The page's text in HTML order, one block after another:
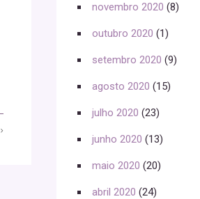
novembro 2020 (8)
outubro 2020 (1)
setembro 2020 (9)
agosto 2020 (15)
julho 2020 (23)
junho 2020 (13)
maio 2020 (20)
abril 2020 (24)